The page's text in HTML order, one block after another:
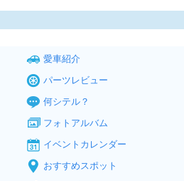
愛車紹介
パーツレビュー
何シテル？
フォトアルバム
イベントカレンダー
おすすめスポット